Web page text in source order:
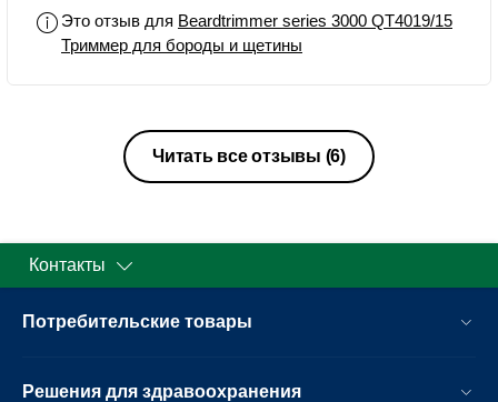
не в минус самому триммеру.
Это отзыв для Beardtrimmer series 3000 QT4019/15
Триммер для бороды и щетины
Читать все отзывы (6)
Контакты
Потребительские товары
Решения для здравоохранения